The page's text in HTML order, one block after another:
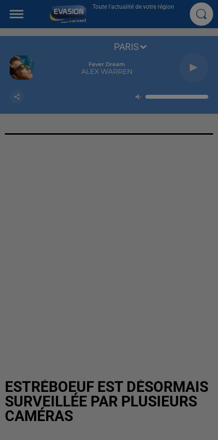
Toute l'actualité de votre région
Fever Dream
ALEX WARREN
PARIS
ESTRÉBOEUF EST DÉSORMAIS
SURVEILLÉE PAR PLUSIEURS
CAMÉRAS